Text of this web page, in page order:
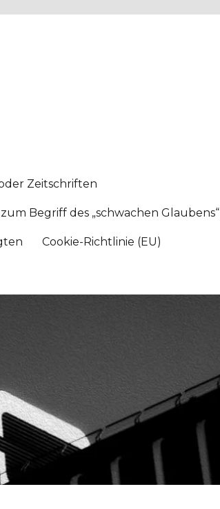
Zeitschriften
Begriff des „schwachen Glaubens“
Cookie-Richtlinie (EU)